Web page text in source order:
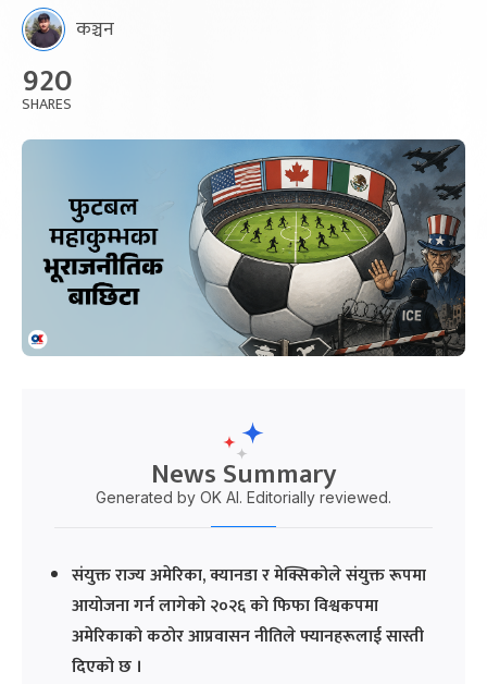
कञ्चन
920
SHARES
News Summary
Generated by OK AI. Editorially reviewed.
संयुक्त राज्य अमेरिका, क्यानडा र मेक्सिकोले संयुक्त रूपमा
आयोजना गर्न लागेको २०२६ को फिफा विश्वकपमा
अमेरिकाको कठोर आप्रवासन नीतिले फ्यानहरूलाई सास्ती
दिएको छ ।